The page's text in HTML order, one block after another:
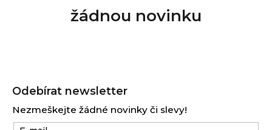
žádnou novinku
Odebírat newsletter
Nezmeškejte žádné novinky či slevy!